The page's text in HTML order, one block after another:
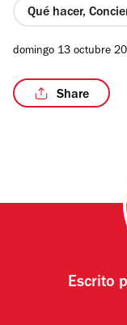
Qué hacer,
domingo 13 octubre
Share
Escrito